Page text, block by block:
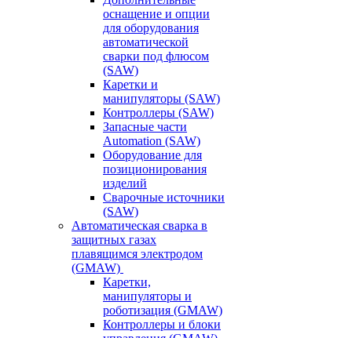
оснащение и опции
для оборудования
автоматической
сварки под флюсом
(SAW)
Каретки и
манипуляторы (SAW)
Контроллеры (SAW)
Запасные части
Automation (SAW)
Оборудование для
позиционирования
изделий
Сварочные источники
(SAW)
Автоматическая сварка в
защитных газах
плавящимся электродом
(GMAW)
Каретки,
манипуляторы и
роботизация (GMAW)
Контроллеры и блоки